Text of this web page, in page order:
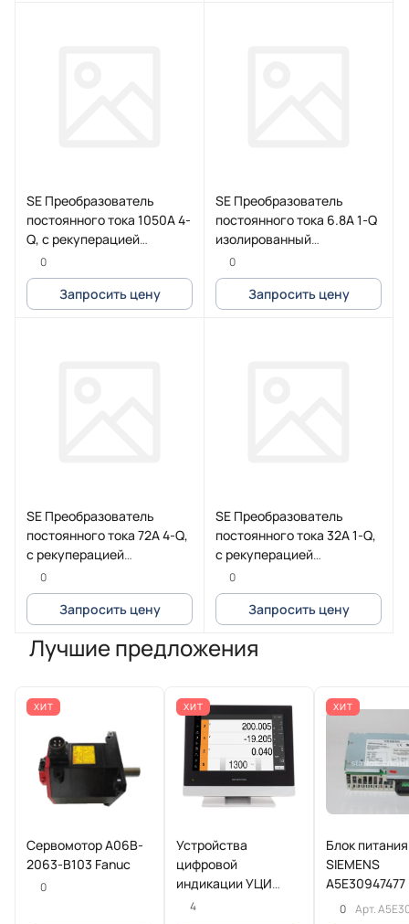
SE Преобразователь
постоянного тока 1050А 4-
Q, с рекуперацией
(Eurotherm)
0
Запросить цену
SE Преобразователь
постоянного тока 6.8А 1-Q
изолированный
(Eurotherm)
0
Запросить цену
SE Преобразователь
постоянного тока 72А 4-Q,
с рекуперацией
(Eurotherm)
0
Запросить цену
SE Преобразователь
постоянного тока 32А 1-Q,
с рекуперацией
(Eurotherm)
0
Запросить цену
Лучшие предложения
ХИТ
Сервомотор A06B-
2063-B103 Fanuc
0
ХИТ
Устройства
цифровой
индикации УЦИ
POSITIP 8016
4
ХИТ
Блок питания
SIEMENS
A5E30947477
0 Арт.